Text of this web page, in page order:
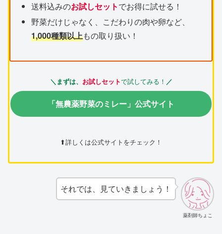
送料込みのお試しセットでお得に試せる！
野菜だけじゃなく、こだわりの肉や卵など、
1,000種類以上もの取り扱い！
＼まずは、 お試しセットで試してみる！ ／
「無農薬野菜のミレー」公式サイト
⬆詳しくは公式サイトをチェック！
薬剤師ちょこ
それでは、見ていきましょう！